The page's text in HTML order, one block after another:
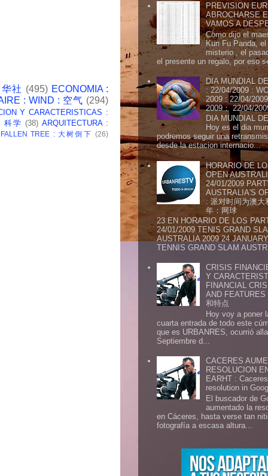
社 (495) ECONOMIA :
: WIND : 空气 (294)
Y CARACTERISTICAS :
科学 (38) ARQUITECTURA :
TREE : 大树倒下 (26)
PREVISION
ABROCHARSE
VAMOS A
Como dijo el
Kun Fu Panda,
misterio , el
el presente un regalo, por eso
DIA MUNDIAL
: 22/04/2009 :
2009 : 22/04/
2009： 22/04/
DIA MUNDIAL
Hoy es el dia
podremos seguir una
desde la estacion internacio...
HORARIO DE
OPEN
24/01/2009
AUSTRALIA'S
: 派对时间为澳大
年：网球
23 EN HORARIO DE LOS
24/01/2009 TENIS GRAND
AUSTRALIA 2009 24
TENNIS GRAND SLAM
CRISIS
Y
FINANCIAL
AND
和特点
Hoy voy a poner
cuarta entrada de todo este
que es URBANRES, ocurrió
Septiembre d...
CACERES
RESOLUCION
EARHT :
resolution in
El buscador de
aumentado la
en Cáceres, hasta verse tan
fotografía a escasa altura...